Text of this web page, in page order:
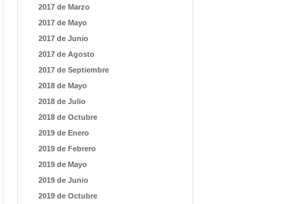
2017 de Marzo
2017 de Mayo
2017 de Junio
2017 de Agosto
2017 de Septiembre
2018 de Mayo
2018 de Julio
2018 de Octubre
2019 de Enero
2019 de Febrero
2019 de Mayo
2019 de Junio
2019 de Octubre